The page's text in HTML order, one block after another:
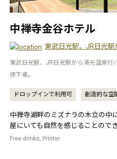
中禅寺金谷ホテル
東武日光駅、JR日光駅から湯元温
東武日光駅、JR日光駅から湯元温泉行
停下車。
ドロップインで利用可 創造的な空
中禅寺湖畔のミズナラの木立の中
屋にいても自然を感じることので
Free drinks, Printer